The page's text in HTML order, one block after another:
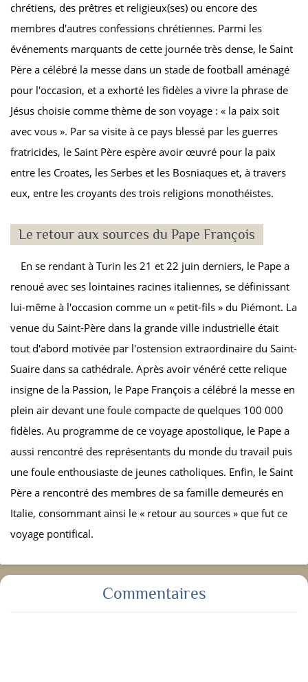
chrétiens, des prêtres et religieux(ses) ou encore des
membres d'autres confessions chrétiennes. Parmi les
événements marquants de cette journée très dense, le Saint
Père a célébré la messe dans un stade de football aménagé
pour l'occasion, et a exhorté les fidèles a vivre la phrase de
Jésus choisie comme thème de son voyage : « la paix soit
avec vous ». Par sa visite à ce pays blessé par les guerres
fratricides, le Saint Père espère avoir œuvré pour la paix
entre les Croates, les Serbes et les Bosniaques et, à travers
eux, entre les croyants des trois religions monothéistes.
Le retour aux sources du Pape François
En se rendant à Turin les 21 et 22 juin derniers, le Pape a
renoué avec ses lointaines racines italiennes, se définissant
lui-même à l'occasion comme un « petit-fils » du Piémont. La
venue du Saint-Père dans la grande ville industrielle était
tout d'abord motivée par l'ostension extraordinaire du Saint-
Suaire dans sa cathédrale. Après avoir vénéré cette relique
insigne de la Passion, le Pape François a célébré la messe en
plein air devant une foule compacte de quelques 100 000
fidèles. Au programme de ce voyage apostolique, le Pape a
aussi rencontré des représentants du monde du travail puis
une foule enthousiaste de jeunes catholiques. Enfin, le Saint
Père a rencontré des membres de sa famille demeurés en
Italie, consommant ainsi le « retour au sources » que fut ce
voyage pontifical.
Commentaires